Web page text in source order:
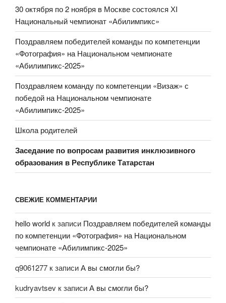
30 октября по 2 ноября в Москве состоялся ХI
Национальный чемпионат «Абилимпикс»
Поздравляем победителей команды по компетенции
«Фотография» на Национальном чемпионате
«Абилимпикс-2025»
Поздравляем команду по компетенции «Визаж» с
победой на Национальном чемпионате
«Абилимпикс-2025»
Школа родителей
Заседание по вопросам развития инклюзивного
образования в Республике Татарстан
СВЕЖИЕ КОММЕНТАРИИ
hello world к записи Поздравляем победителей команды
по компетенции «Фотография» на Национальном
чемпионате «Абилимпикс-2025»
q9061277 к записиА вы смогли бы?
kudryavtsev к записиА вы смогли бы?